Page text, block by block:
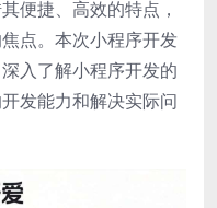
便捷、高效的特点，
点。本次小程序开发
入了解小程序开发的
发能力和解决实际问